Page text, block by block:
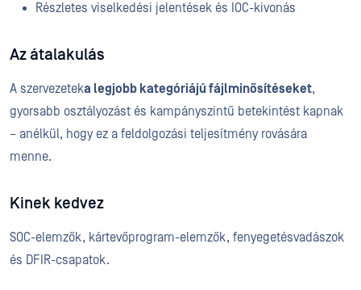
Részletes viselkedési jelentések és IOC-kivonás
Az átalakulás
A szervezeteka legjobb kategóriájú fájlminősítéseket,
gyorsabb osztályozást és kampányszintű betekintést kapnak
– anélkül, hogy ez a feldolgozási teljesítmény rovására
menne.
Kinek kedvez
SOC-elemzők, kártevőprogram-elemzők, fenyegetésvadászok
és DFIR-csapatok.